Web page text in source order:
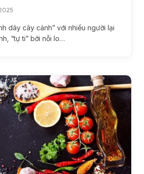
dây cây cảnh” với nhiều người lại
“tự ti” bởi nỗi lo…